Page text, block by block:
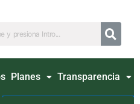
Planes Transparencia